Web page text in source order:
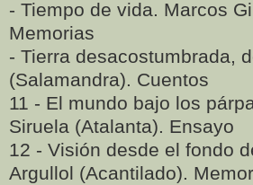
- Tiempo de vida. Marcos
Memorias
- Tierra desacostumbrada,
(Salamandra). Cuentos
11 - El mundo bajo los
Siruela (Atalanta). Ensayo
12 - Visión desde el fondo
Argullol (Acantilado).